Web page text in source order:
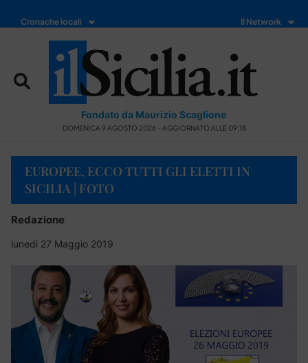
Cronache locali Il Network
Fondato da Maurizio Scaglione
DOMENICA 9 AGOSTO 2026 - AGGIORNATO ALLE 09:18
EUROPEE, ECCO TUTTI GLI ELETTI IN
SICILIA | FOTO
Redazione
lunedì 27 Maggio 2019